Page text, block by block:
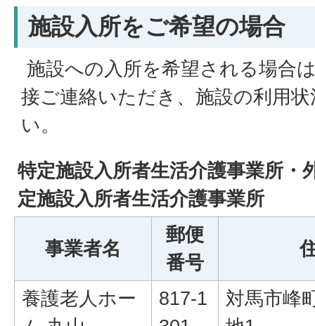
施設入所をご希望の場合
施設への入所を希望される場合
接ご連絡いただき、施設の利用
い。
特定施設入所者生活介護事業所・
定施設入所者生活介護事業所
事業者名
郵便
番号
養護老人ホー
817-1
対馬市峰